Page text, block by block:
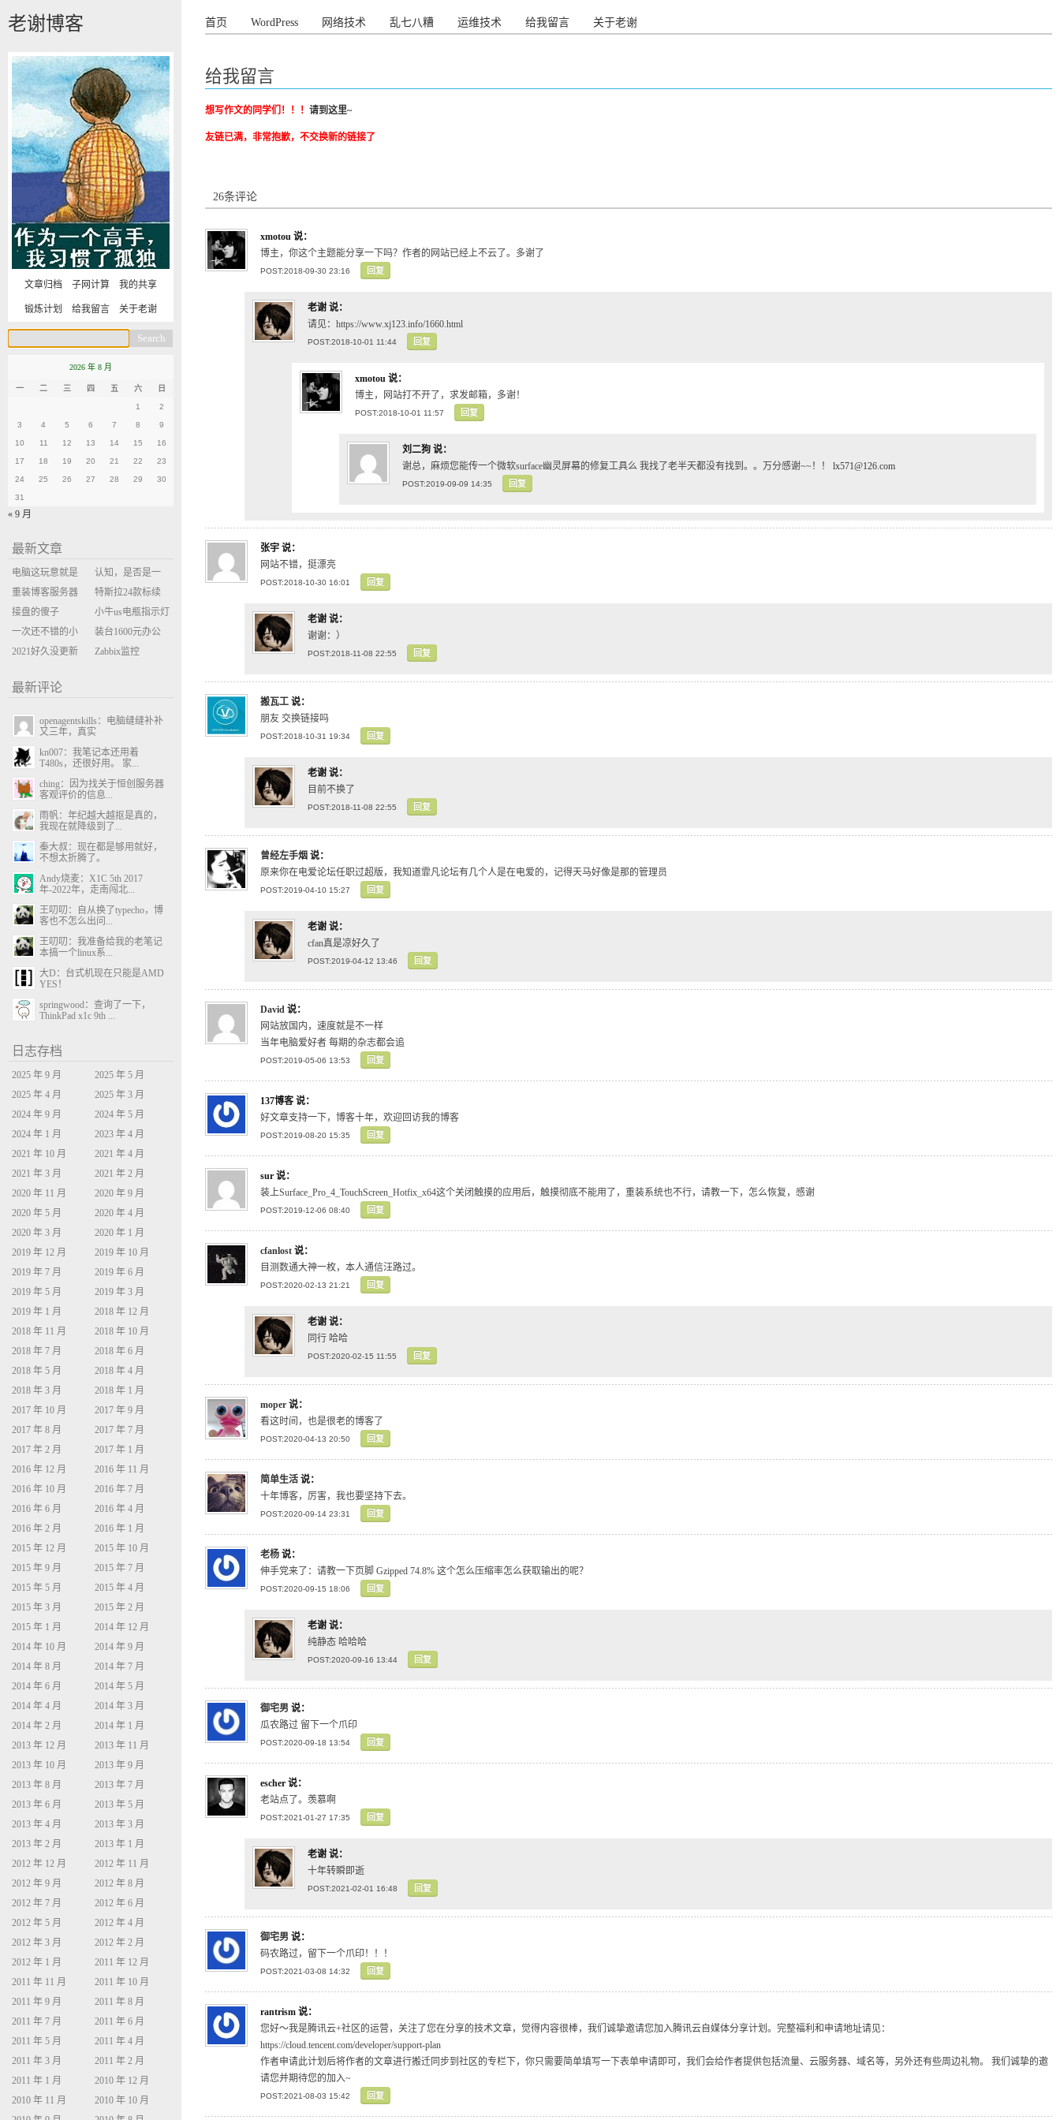
老谢博客 首页 WordPress 网络技术 乱七八糟 运维技术 给我留言 关于老谢
给我留言
想写作文的同学们！！！ 请到这里~
友链已满，非常抱歉，不交换新的链接了
26条评论
xmotou 说：
博主，你这个主题能分享一下吗？作者的网站已经上不云了。多谢了
POST:2018-09-30 23:16 回复
老谢 说：
请见：https://www.xj123.info/1660.html
POST:2018-10-01 11:44 回复
xmotou 说：
博主，网站打不开了，求发邮箱，多谢！
POST:2018-10-01 11:57 回复
刘二狗 说：
谢总，麻烦您能传一个微软surface幽灵屏幕的修复工具么 我找了老半天都没有找到。。万分感谢~~！！ lx571@126.com
POST:2019-09-09 14:35 回复
张宇 说：
网站不错，挺漂亮
POST:2018-10-30 16:01 回复
老谢 说：
谢谢：）
POST:2018-11-08 22:55 回复
搬瓦工 说：
朋友 交换链接吗
POST:2018-10-31 19:34 回复
老谢 说：
目前不换了
POST:2018-11-08 22:55 回复
曾经左手烟 说：
原来你在电爱论坛任职过超版，我知道霏凡论坛有几个人是在电爱的，记得天马好像是那的管理员
POST:2019-04-10 15:27 回复
老谢 说：
cfan真是凉好久了
POST:2019-04-12 13:46 回复
David 说：
网站放国内，速度就是不一样
当年电脑爱好者 每期的杂志都会追
POST:2019-05-06 13:53 回复
137博客 说：
好文章支持一下，博客十年，欢迎回访我的博客
POST:2019-08-20 15:35 回复
sur 说：
装上Surface_Pro_4_TouchScreen_Hotfix_x64这个关闭触摸的应用后，触摸彻底不能用了，重装系统也不行，请教一下，怎么恢复，感谢
POST:2019-12-06 08:40 回复
cfanlost 说：
目测数通大神一枚，本人通信汪路过。
POST:2020-02-13 21:21 回复
老谢 说：
同行 哈哈
POST:2020-02-15 11:55 回复
moper 说：
看这时间，也是很老的博客了
POST:2020-04-13 20:50 回复
简单生活 说：
十年博客，厉害，我也要坚持下去。
POST:2020-09-14 23:31 回复
老杨 说：
伸手党来了：请教一下页脚 Gzipped 74.8% 这个怎么压缩率怎么获取输出的呢？
POST:2020-09-15 18:06 回复
老谢 说：
纯静态 哈哈哈
POST:2020-09-16 13:44 回复
御宅男 说：
瓜农路过 留下一个爪印
POST:2020-09-18 13:54 回复
escher 说：
老站点了。羡慕啊
POST:2021-01-27 17:35 回复
老谢 说：
十年转瞬即逝
POST:2021-02-01 16:48 回复
御宅男 说：
码农路过，留下一个爪印！！！
POST:2021-03-08 14:32 回复
rantrism 说：
您好～我是腾讯云+社区的运营，关注了您在分享的技术文章，觉得内容很棒，我们诚挚邀请您加入腾讯云自媒体分享计划。完整福利和申请地址请见：
https://cloud.tencent.com/developer/support-plan
作者申请此计划后将作者的文章进行搬迁同步到社区的专栏下，你只需要简单填写一下表单申请即可，我们会给作者提供包括流量、云服务器、域名等，另外还有些周边礼物。 我们诚挚的邀
请您并期待您的加入~
POST:2021-08-03 15:42 回复
文章归档 子网计算 我的共享
锻炼计划 给我留言 关于老谢
2026 年 8 月
一 二 三 四 五 六 日
1 2
3 4 5 6 7 8 9
10 11 12 13 14 15 16
17 18 19 20 21 22 23
24 25 26 27 28 29 30
31
« 9 月
最新文章
电脑这玩意就是
缝缝补补的事
认知，是否是一
座大山？当架构
决策变成配置清
单比价
重装博客服务器
环境
特斯拉24款标续
Model Y 2万公里
使用体验
接盘的傻子
小牛us电瓶指示灯
闪三次不上电
一次还不错的小
米售后体验
装台1600元办公
主机
2021好久没更新
Zabbix监控
最新评论
openagentskills：电脑缝缝补补
又三年，真实
kn007：我笔记本还用着
T480s，还很好用。 家...
ching：因为找关于恒创服务器
客观评价的信息...
雨帆：年纪越大越抠是真的，
我现在就降级到了...
秦大叔：现在都是够用就好，
不想太折腾了。
Andy烧麦：X1C 5th 2017
年-2022年，走南闯北...
王叨叨：自从换了typecho，博
客也不怎么出问...
王叨叨：我准备给我的老笔记
本搞一个linux系...
大D：台式机现在只能是AMD
YES！
springwood：查询了一下，
ThinkPad x1c 9th ...
日志存档
2025 年 9 月
2025 年 5 月
2025 年 4 月
2025 年 3 月
2024 年 9 月
2024 年 5 月
2024 年 1 月
2023 年 4 月
2021 年 10 月
2021 年 4 月
2021 年 3 月
2021 年 2 月
2020 年 11 月
2020 年 9 月
2020 年 5 月
2020 年 4 月
2020 年 3 月
2020 年 1 月
2019 年 12 月
2019 年 10 月
2019 年 7 月
2019 年 6 月
2019 年 5 月
2019 年 3 月
2019 年 1 月
2018 年 12 月
2018 年 11 月
2018 年 10 月
2018 年 7 月
2018 年 6 月
2018 年 5 月
2018 年 4 月
2018 年 3 月
2018 年 1 月
2017 年 10 月
2017 年 9 月
2017 年 8 月
2017 年 7 月
2017 年 2 月
2017 年 1 月
2016 年 12 月
2016 年 11 月
2016 年 10 月
2016 年 7 月
2016 年 6 月
2016 年 4 月
2016 年 2 月
2016 年 1 月
2015 年 12 月
2015 年 10 月
2015 年 9 月
2015 年 7 月
2015 年 5 月
2015 年 4 月
2015 年 3 月
2015 年 2 月
2015 年 1 月
2014 年 12 月
2014 年 10 月
2014 年 9 月
2014 年 8 月
2014 年 7 月
2014 年 6 月
2014 年 5 月
2014 年 4 月
2014 年 3 月
2014 年 2 月
2014 年 1 月
2013 年 12 月
2013 年 11 月
2013 年 10 月
2013 年 9 月
2013 年 8 月
2013 年 7 月
2013 年 6 月
2013 年 5 月
2013 年 4 月
2013 年 3 月
2013 年 2 月
2013 年 1 月
2012 年 12 月
2012 年 11 月
2012 年 9 月
2012 年 8 月
2012 年 7 月
2012 年 6 月
2012 年 5 月
2012 年 4 月
2012 年 3 月
2012 年 2 月
2012 年 1 月
2011 年 12 月
2011 年 11 月
2011 年 10 月
2011 年 9 月
2011 年 8 月
2011 年 7 月
2011 年 6 月
2011 年 5 月
2011 年 4 月
2011 年 3 月
2011 年 2 月
2011 年 1 月
2010 年 12 月
2010 年 11 月
2010 年 10 月